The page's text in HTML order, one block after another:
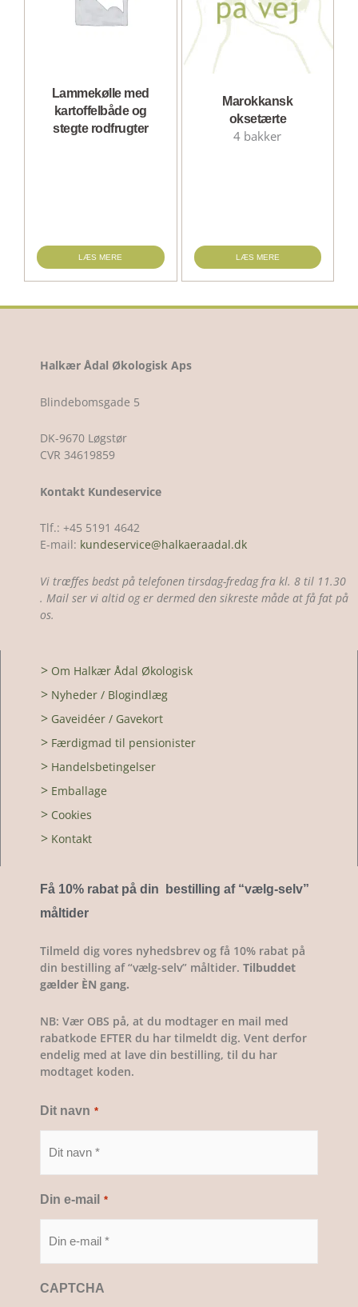
Lammekølle med
kartoffelbåde og
stegte rodfrugter
LÆS MERE
Marokkansk
oksetærte
4 bakker
LÆS MERE
Halkær Ådal Økologisk Aps
Blindebomsgade 5
DK-9670 Løgstør
CVR 34619859
Kontakt Kundeservice
Tlf.: +45 5191 4642
E-mail: kundeservice@halkaeraadal.dk
Vi træffes bedst på telefonen tirsdag-fredag fra kl. 8 til 11.30
. Mail ser vi altid og er dermed den sikreste måde at få fat på
os.
> Om Halkær Ådal Økologisk
> Nyheder / Blogindlæg
> Gaveidéer / Gavekort
> Færdigmad til pensionister
> Handelsbetingelser
> Emballage
> Cookies
> Kontakt
Få 10% rabat på din bestilling af “vælg-selv”
måltider
Tilmeld dig vores nyhedsbrev og få 10% rabat på
din bestilling af “vælg-selv” måltider. Tilbuddet
gælder ÈN gang.
NB: Vær OBS på, at du modtager en mail med
rabatkode EFTER du har tilmeldt dig. Vent derfor
endelig med at lave din bestilling, til du har
modtaget koden.
Dit navn *
Din e-mail *
CAPTCHA